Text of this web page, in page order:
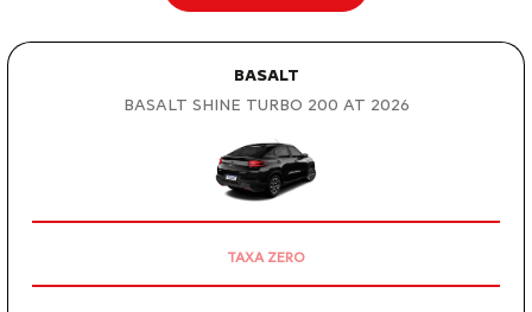
BASALT
BASALT SHINE TURBO 200 AT 2026